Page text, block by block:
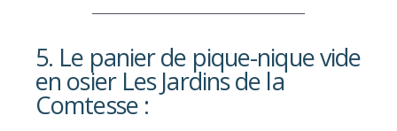
5. Le panier de pique-nique vide
en osier Les Jardins de la
Comtesse :